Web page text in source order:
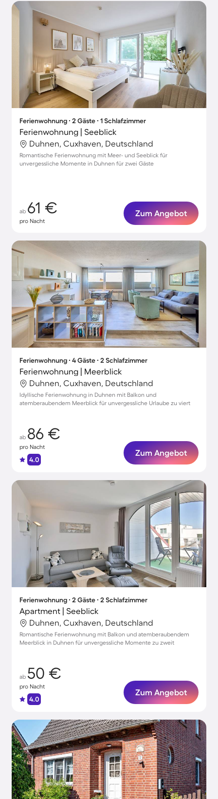
Ferienwohnung ∙ 2 Gäste ∙ 1 Schlafzimmer
Ferienwohnung | Seeblick
Duhnen, Cuxhaven, Deutschland
Romantische Ferienwohnung mit Meer- und Seeblick für
unvergessliche Momente in Duhnen für zwei Gäste
ab 61 €
pro Nacht
Zum Angebot
Ferienwohnung ∙ 4 Gäste ∙ 2 Schlafzimmer
Ferienwohnung | Meerblick
Duhnen, Cuxhaven, Deutschland
Idyllische Ferienwohnung in Duhnen mit Balkon und
atemberaubendem Meerblick für unvergessliche Urlaube zu viert
ab 86 €
pro Nacht
4.0
Zum Angebot
Ferienwohnung ∙ 2 Gäste ∙ 2 Schlafzimmer
Apartment | Seeblick
Duhnen, Cuxhaven, Deutschland
Romantische Ferienwohnung mit Balkon und atemberaubendem
Meerblick in Duhnen für unvergessliche Momente zu zweit
ab 50 €
pro Nacht
4.0
Zum Angebot